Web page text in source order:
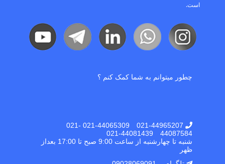
اﺳﺖ.
چطور میتوانم به شما کمک کنم ؟
021-44965207 021-44065309 021-
44087584 021-44081439
شنبه تا چهارشنبه از ساعت 9:00 صبح تا 17:00 بعداز
ظهر